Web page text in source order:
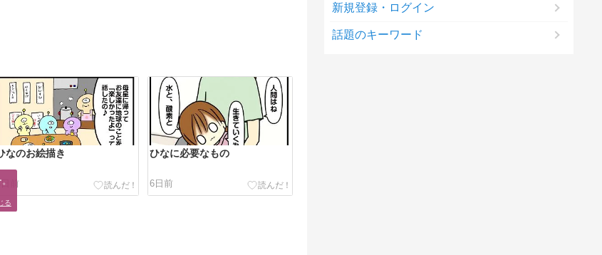
なのお絵描き
前
ひなに必要なもの
6日前
新規登録・ログイン
話題のキーワード
る